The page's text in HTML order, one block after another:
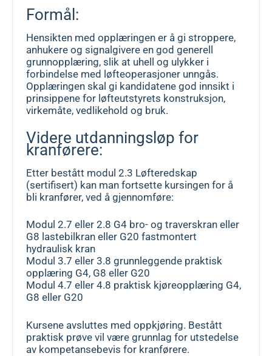
Formål:
Hensikten med opplæringen er å gi stroppere,
anhukere og signalgivere en god generell
grunnopplæring, slik at uhell og ulykker i
forbindelse med løfteoperasjoner unngås.
Opplæringen skal gi kandidatene god innsikt i
prinsippene for løfteutstyrets konstruksjon,
virkemåte, vedlikehold og bruk.
Videre utdanningsløp for
kranførere:
Etter bestått modul 2.3 Løfteredskap
(sertifisert) kan man fortsette kursingen for å
bli kranfører, ved å gjennomføre:
Modul 2.7 eller 2.8 G4 bro- og traverskran eller
G8 lastebilkran eller G20 fastmontert
hydraulisk kran
Modul 3.7 eller 3.8 grunnleggende praktisk
opplæring G4, G8 eller G20
Modul 4.7 eller 4.8 praktisk kjøreopplæring G4,
G8 eller G20
Kursene avsluttes med oppkjøring. Bestått
praktisk prøve vil være grunnlag for utstedelse
av kompetansebevis for kranførere.